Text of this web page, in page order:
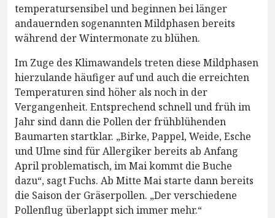
temperatursensibel und beginnen bei länger
andauernden sogenannten Mildphasen bereits
während der Wintermonate zu blühen.
Im Zuge des Klimawandels treten diese Mildphasen
hierzulande häufiger auf und auch die erreichten
Temperaturen sind höher als noch in der
Vergangenheit. Entsprechend schnell und früh im
Jahr sind dann die Pollen der frühblühenden
Baumarten startklar. „Birke, Pappel, Weide, Esche
und Ulme sind für Allergiker bereits ab Anfang
April problematisch, im Mai kommt die Buche
dazu“, sagt Fuchs. Ab Mitte Mai starte dann bereits
die Saison der Gräserpollen. „Der verschiedene
Pollenflug überlappt sich immer mehr.“